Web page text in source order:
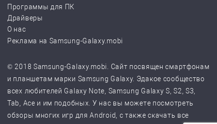
Программы для ПК
Драйверы
О нас
Реклама на Samsung-Galaxy.mobi
© 2018 Samsung-Galaxy.mobi. Сайт посвящен смартфонам
и планшетам марки Samsung Galaxy. Эдакое сообщество
всех любителей Galaxy Note, Samsung Galaxy S, S2, S3,
Tab, Ace и им подобных. У нас вы можете посмотреть
обзоры многих игр для Android, с также скачать все